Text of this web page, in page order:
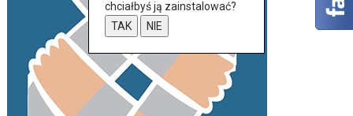
chciałbyś ją zainstalować?
TAK
NIE